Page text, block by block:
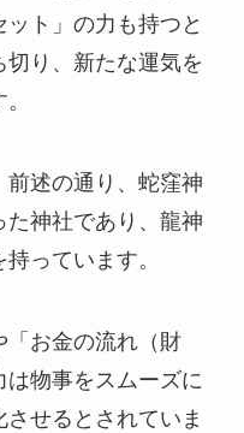
ト」の力も持つと
り、新たな運気を
述の通り、蛇窪神
神社であり、龍神
っています。
「お金の流れ（財
物事をスムーズに
せるとされていま